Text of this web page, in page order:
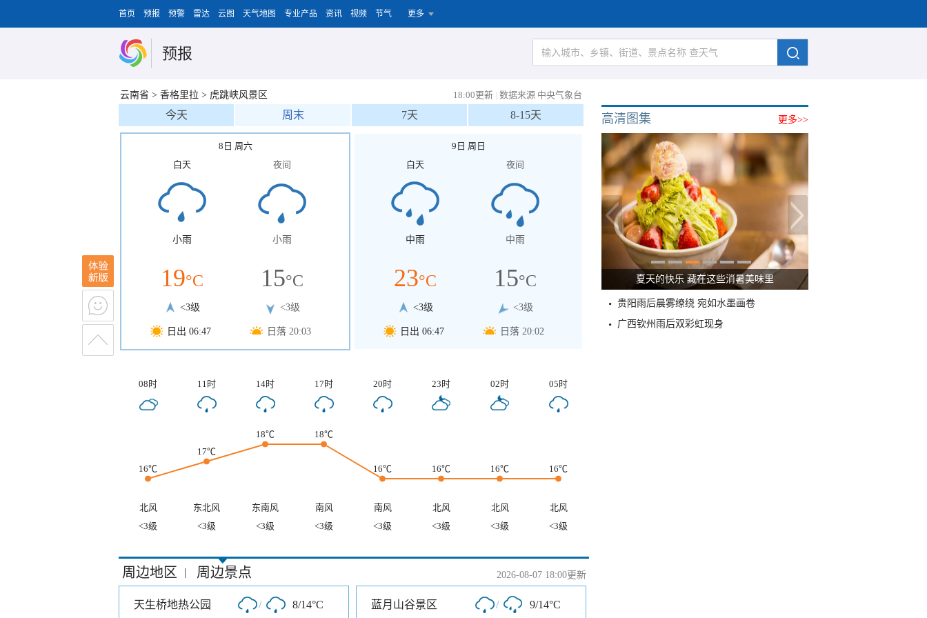
首页 预报 预警 雷达 云图 天气地图 专业产品 资讯 视频 节气 更多
预报
云南省 > 香格里拉 > 虎跳峡风景区 18:00更新 | 数据来源 中央气象台
今天 周末 7天 8-15天
8日 周六
白天
小雨
19°C
<3级
日出 06:47
夜间
小雨
15°C
<3级
日落 20:03
9日 周日
白天
中雨
23°C
<3级
日出 06:47
夜间
中雨
15°C
<3级
日落 20:02
08时 11时 14时 17时 20时 23时 02时 05时
16℃
17℃
18℃ 18℃
16℃ 16℃ 16℃ 16℃
北风 东北风 东南风 南风 南风 北风 北风
北风
<3级
<3级 <3级 <3级 <3级 <3级 <3级 <3级
周边地区 | 周边景点 2026-08-07 18:00更新
天生桥地热公园 / 8/14°C 蓝月山谷景区 / 9/14°C
更多>>
高清图集
夏天的快乐 藏在这些消暑美味里
贵阳雨后晨雾缭绕 宛如水墨画卷
广西钦州雨后双彩虹现身